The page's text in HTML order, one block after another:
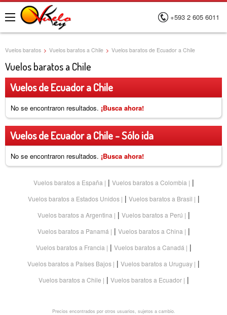
Menú +593 2 605 6011
Vuelos baratos > Vuelos baratos a Chile > Vuelos baratos de Ecuador a Chile
Vuelos baratos a Chile
Vuelos de Ecuador a Chile
No se encontraron resultados. ¡Busca ahora!
Vuelos de Ecuador a Chile - Sólo ida
No se encontraron resultados. ¡Busca ahora!
Vuelos baratos a España | Vuelos baratos a Colombia |
Vuelos baratos a Estados Unidos | Vuelos baratos a Brasil |
Vuelos baratos a Argentina | Vuelos baratos a Perú |
Vuelos baratos a Panamá | Vuelos baratos a China |
Vuelos baratos a Francia | Vuelos baratos a Canadá |
Vuelos baratos a Países Bajos | Vuelos baratos a Uruguay |
Vuelos baratos a Chile | Vuelos baratos a Ecuador |
Precios encontrados por otros usuarios, sujetos a cambio.